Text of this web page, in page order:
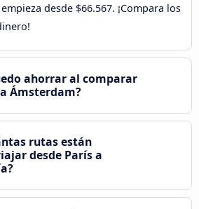
desde $66.567. ¡Compara los
ahorrar al comparar
Ámsterdam?
rutas están
desde París a